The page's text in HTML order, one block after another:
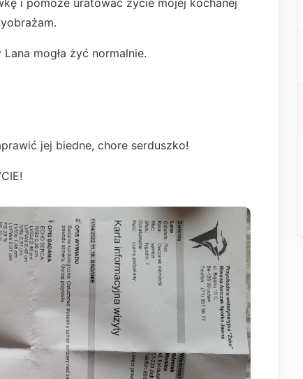
i pomoże uratować życie mojej kochanej
mogła żyć normalnie.
jej biedne, chore serduszko!